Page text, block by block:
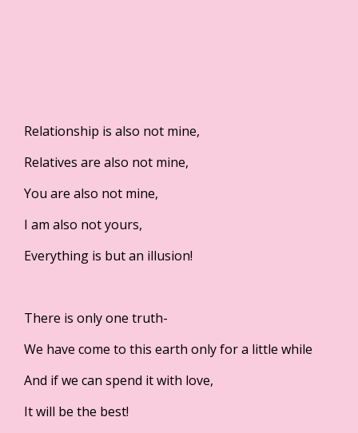
Relationship is also not mine,
Relatives are also not mine,
You are also not mine,
I am also not yours,
Everything is but an illusion!
There is only one truth-
We have come to this earth only for a little while
And if we can spend it with love,
It will be the best!